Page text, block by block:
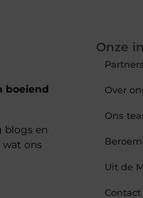
boeiend
blogs en
ons
Onze
Partners
Over
Ons
Uit de
Contact